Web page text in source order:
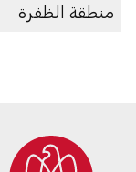
منطقة الظفرة